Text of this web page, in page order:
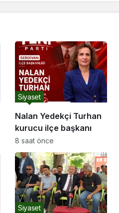
Nalan Yedekçi Turhan
kurucu ilçe başkanı
Siyaset
8 saat önce
Siyaset